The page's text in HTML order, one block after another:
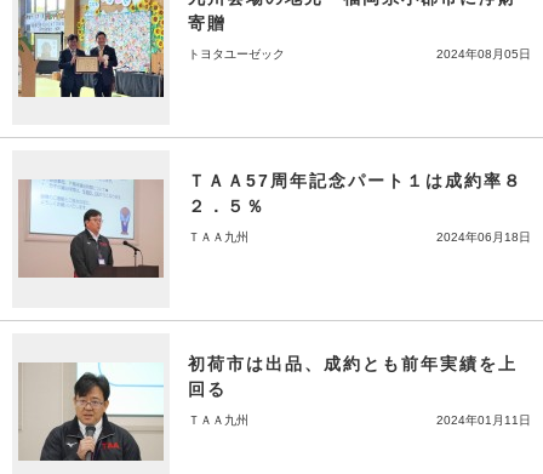
寄贈
トヨタユーゼック 2024年08月05日
ＴＡＡ57周年記念パート１は成約率８
２．５％
ＴＡＡ九州 2024年06月18日
初荷市は出品、成約とも前年実績を上
回る
ＴＡＡ九州 2024年01月11日